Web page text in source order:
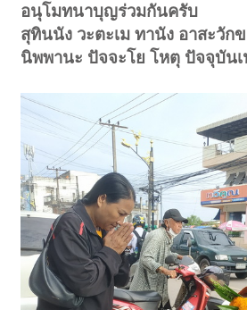
อนุโมทนาบุญร่วมกันครับ
สุทินนัง วะตะเม ทานัง อาสะวัก
นิพพานะ ปัจจะโย โหตุ ปัจจุบันเ